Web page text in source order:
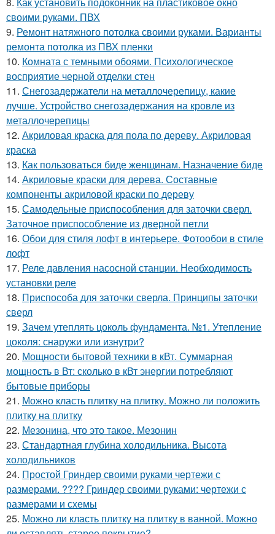
своими руками. ПВХ
9. Ремонт натяжного потолка своими руками. Варианты
ремонта потолка из ПВХ пленки
10. Комната с темными обоями. Психологическое
восприятие черной отделки стен
11. Снегозадержатели на металлочерепицу, какие
лучше. Устройство снегозадержания на кровле из
металлочерепицы
12. Акриловая краска для пола по дереву. Акриловая
краска
13. Как пользоваться биде женщинам. Назначение биде
14. Акриловые краски для дерева. Составные
компоненты акриловой краски по дереву
15. Самодельные приспособления для заточки сверл.
Заточное приспособление из дверной петли
16. Обои для стиля лофт в интерьере. Фотообои в стиле
лофт
17. Реле давления насосной станции. Необходимость
установки реле
18. Приспособа для заточки сверла. Принципы заточки
сверл
19. Зачем утеплять цоколь фундамента. №1. Утепление
цоколя: снаружи или изнутри?
20. Мощности бытовой техники в кВт. Суммарная
мощность в Вт: сколько в кВт энергии потребляют
бытовые приборы
21. Можно класть плитку на плитку. Можно ли положить
плитку на плитку
22. Мезонина, что это такое. Мезонин
23. Стандартная глубина холодильника. Высота
холодильников
24. Простой Гриндер своими руками чертежи с
размерами. ???? Гриндер своими руками: чертежи с
размерами и схемы
25. Можно ли класть плитку на плитку в ванной. Можно